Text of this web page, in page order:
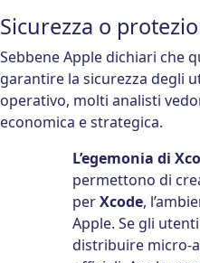
Sicurezza o
Sebbene Apple dichiari che
garantire la sicurezza degli
operativo, molti analisti
economica e strategica.
L’egemonia di
permettono di
perXcode,
Apple. Se gli
distribuire micro-